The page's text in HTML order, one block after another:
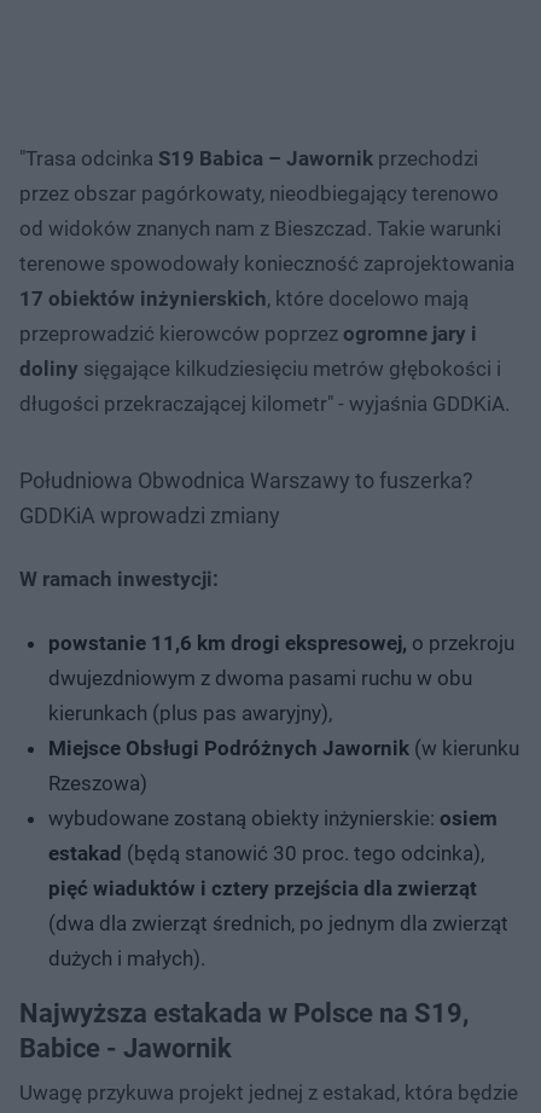
"Trasa odcinka S19 Babica – Jawornik przechodzi
przez obszar pagórkowaty, nieodbiegający terenowo
od widoków znanych nam z Bieszczad. Takie warunki
terenowe spowodowały konieczność zaprojektowania
17 obiektów inżynierskich, które docelowo mają
przeprowadzić kierowców poprzez ogromne jary i
doliny sięgające kilkudziesięciu metrów głębokości i
długości przekraczającej kilometr" - wyjaśnia GDDKiA.
Południowa Obwodnica Warszawy to fuszerka?
GDDKiA wprowadzi zmiany
W ramach inwestycji:
powstanie 11,6 km drogi ekspresowej, o przekroju
dwujezdniowym z dwoma pasami ruchu w obu
kierunkach (plus pas awaryjny),
Miejsce Obsługi Podróżnych Jawornik (w kierunku
Rzeszowa)
wybudowane zostaną obiekty inżynierskie: osiem
estakad (będą stanowić 30 proc. tego odcinka),
pięć wiaduktów i cztery przejścia dla zwierząt
(dwa dla zwierząt średnich, po jednym dla zwierząt
dużych i małych).
Najwyższa estakada w Polsce na S19,
Babice - Jawornik
Uwagę przykuwa projekt jednej z estakad, która będzie